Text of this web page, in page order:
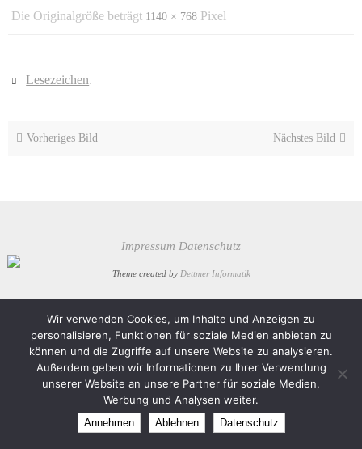
Die Originalgröße beträgt 1140 × 768 Pixel
Lesezeichen.
Vorheriges Bild Nächstes Bild
Impressum Datenschutz
Theme created by Dettmer Informatik
Wir verwenden Cookies, um Inhalte und Anzeigen zu
personalisieren, Funktionen für soziale Medien anbieten zu
können und die Zugriffe auf unsere Website zu analysieren.
Außerdem geben wir Informationen zu Ihrer Verwendung
unserer Website an unsere Partner für soziale Medien,
Werbung und Analysen weiter.
Annehmen Ablehnen Datenschutz